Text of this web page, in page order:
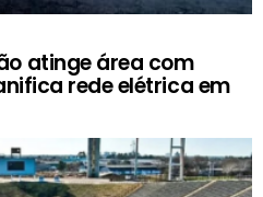
atinge área com
rede elétrica em